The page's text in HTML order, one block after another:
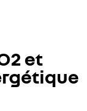
et